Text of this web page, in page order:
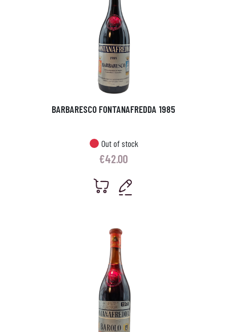
BARBARESCO FONTANAFREDDA 1985
Out of stock
€42.00